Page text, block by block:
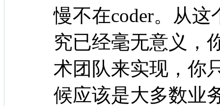
慢不在coder。从
究已经毫无意义，
术团队来实现，你
候应该是大多数业